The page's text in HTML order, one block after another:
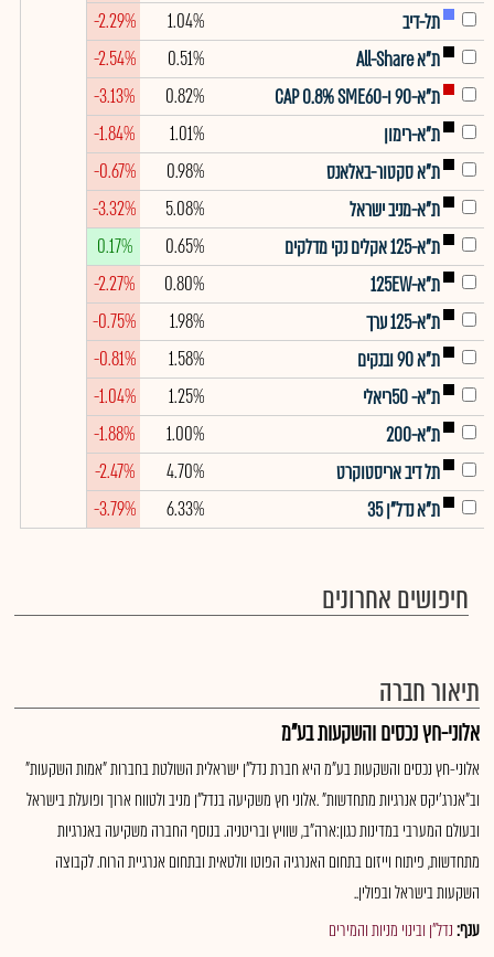
תל-דיב
1.04%
-2.29%
ת"א All-Share
0.51%
-2.54%
ת"א-90 ו-CAP 0.8% SME60
0.82%
-3.13%
ת"א-רימון
1.01%
-1.84%
ת"א סקטור-באלאנס
0.98%
-0.67%
ת"א-מניב ישראל
5.08%
-3.32%
ת"א-125 אקלים נקי מדלקים
0.65%
0.17%
ת"א-125EW
0.80%
-2.27%
ת"א-125 ערך
1.98%
-0.75%
ת"א 90 ובנקים
1.58%
-0.81%
ת"א- 50ריאלי
1.25%
-1.04%
ת"א-200
1.00%
-1.88%
תל דיב אריסטוקרט
4.70%
-2.47%
ת"א נדל"ן 35
6.33%
-3.79%
חיפושים אחרונים
תיאור חברה
אלוני-חץ נכסים והשקעות בע"מ
אלוני-חץ נכסים והשקעות בע"מ היא חברת נדל"ן ישראלית השולטת בחברות "אמות השקעות"
וב"אנרג'יקס אנרגיות מתחדשות" .אלוני חץ משקיעה בנדל"ן מניב ולטווח ארוך ופועלת בישראל
ובעולם המערבי במדינות כגון:ארה"ב, שוויץ ובריטניה. בנוסף החברה משקיעה באנרגיות
מתחדשות, פיתוח וייזום בתחום האנרגיה הפוטו וולטאית ובתחום אנרגיית הרוח. לקבוצה
השקעות בישראל ובפולין..
ענף:נדל"ן ובינוי מניות והמירים